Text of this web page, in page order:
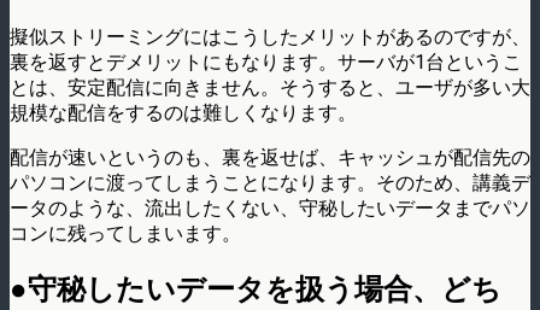
擬似ストリーミングにはこうしたメリットがあるのですが、
裏を返すとデメリットにもなります。サーバが1台というこ
とは、安定配信に向きません。そうすると、ユーザが多い大
規模な配信をするのは難しくなります。
配信が速いというのも、裏を返せば、キャッシュが配信先の
パソコンに渡ってしまうことになります。そのため、講義デ
ータのような、流出したくない、守秘したいデータまでパソ
コンに残ってしまいます。
●守秘したいデータを扱う場合、どち